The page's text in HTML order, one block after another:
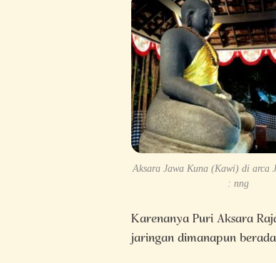
Aksara Jawa Kuna (Kawi) di arca
: nng
Karenanya Puri Aksara
jaringan dimanapun